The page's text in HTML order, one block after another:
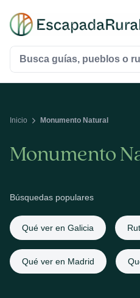
contenido
Buscar:
Inicio Monumento Natural
Monumento
Búsquedas populares
Qué ver en Galicia
Qué ver en Madrid